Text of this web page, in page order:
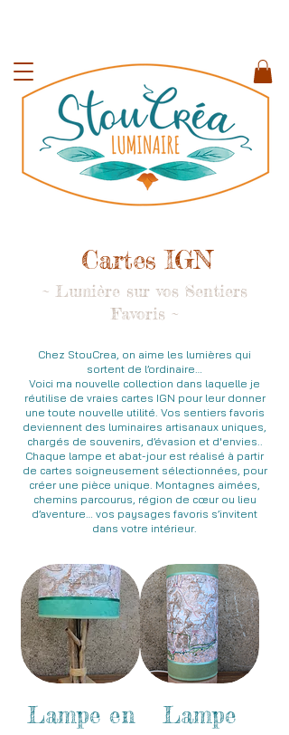
Cartes IGN
~ Lumière sur vos Sentiers
Favoris ~
Chez StouCrea, on aime les lumières qui
sortent de l’ordinaire…
Voici ma nouvelle collection dans laquelle je
réutilise de vraies cartes IGN pour leur donner
une toute nouvelle utilité. Vos sentiers favoris
deviennent des luminaires artisanaux uniques,
chargés de souvenirs, d’évasion et d'envies..
Chaque lampe et abat-jour est réalisé à partir
de cartes soigneusement sélectionnées, pour
créer une pièce unique. Montagnes aimées,
chemins parcourus, région de cœur ou lieu
d’aventure… vos paysages favoris s’invitent
dans votre intérieur.
Lampe en
Lampe